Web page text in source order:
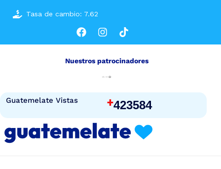
Tasa de cambio: 7.62
Guatemelate Vistas +423584
Nuestros patrocinadores